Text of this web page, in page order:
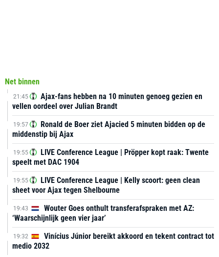
Net binnen
21:45
Ajax-fans hebben na 10 minuten genoeg gezien en
vellen oordeel over Julian Brandt
19:57
Ronald de Boer ziet Ajacied 5 minuten bidden op de
middenstip bij Ajax
19:55
LIVE Conference League | Pröpper kopt raak: Twente
speelt met DAC 1904
19:55
LIVE Conference League | Kelly scoort: geen clean
sheet voor Ajax tegen Shelbourne
19:43
Wouter Goes onthult transferafspraken met AZ:
‘Waarschijnlijk geen vier jaar’
19:32
Vinícius Júnior bereikt akkoord en tekent contract tot
medio 2032